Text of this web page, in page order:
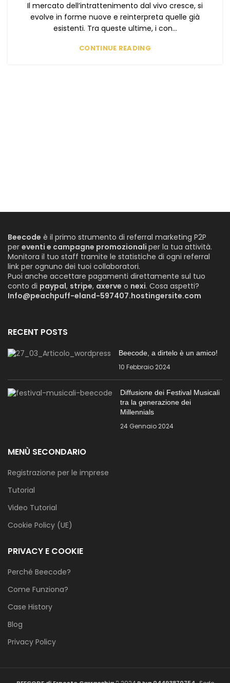
Il mercato dell’intrattenimento dal vivo cresce, si
evolve in forme nuove e reinterpreta quelle già
esistenti. Tra queste ultime, i con...
CONTINUE READING
Beecode è il primo strumento di referral marketing P2P
per eventi e campagne promozionali per la tua attività.
Monitora il tuo staff tramite le statistiche di ogni referral
link per ognuno dei tuoi collaboratori.
Puoi anche accettare pagamenti direttamente sul tuo
conto di paypal, stripe, axerve o nexi. Cosa aspetti?
Info@peachpuff-eland-597407.hostingersite.com
RECENT POSTS
Beecode, a dirtelo è un amico!
10 Febbraio 2024
Diffusione dei Festival Musicali
tra la generazione dei
Millennials
24 Gennaio 2024
MENÙ SECONDARIO
Registrazione per le imprese
Tutorial
Video Tutorial
Cookie Policy (UE)
PRIVACY E COOKIE
Perché Beecode?
Come Funziona?
Case History
Blog
Privacy Policy